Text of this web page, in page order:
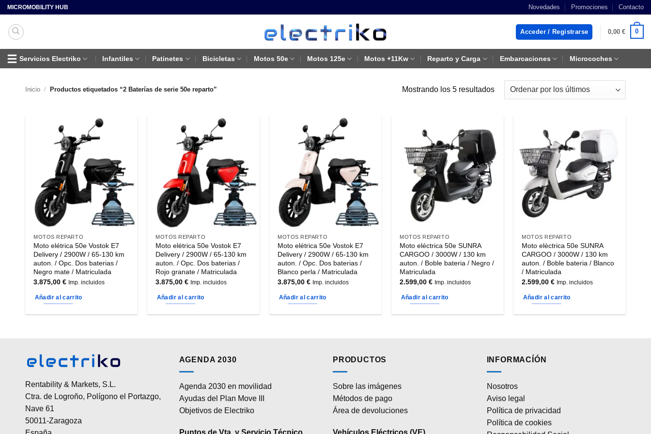
Saltar
contenido
MICROMOBILITY HUB Novedades Promociones Contacto
Acceder / Registrarse 0,00 € 0
Servicios Electriko Infantiles Patinetes Bicicletas Motos 50e Motos 125e Motos +11Kw Reparto y Carga Embarcaciones Microcoches
Inicio / Productos etiquetados “2 Baterías de serie 50e reparto” Mostrando los 5 resultadosOrdenado
por
MOTOS REPARTO
Moto elétrica 50e Vostok E7
Delivery / 2900W / 65-130 km
auton. / Opc. Dos baterias /
Negro mate / Matriculada
3.875,00€ Imp. incluidos
Añadir al carrito
MOTOS REPARTO
Moto elétrica 50e Vostok E7
Delivery / 2900W / 65-130 km
auton. / Opc. Dos baterias /
Rojo granate / Matriculada
3.875,00€ Imp. incluidos
Añadir al carrito
MOTOS REPARTO
Moto elétrica 50e Vostok E7
Delivery / 2900W / 65-130 km
auton. / Opc. Dos baterias /
Blanco perla / Matriculada
3.875,00€ Imp. incluidos
Añadir al carrito
MOTOS REPARTO
Moto eléctrica 50e SUNRA
CARGOO / 3000W / 130 km
auton. / Boble bateria / Negro /
Matriculada
2.599,00€ Imp. incluidos
Añadir al carrito
MOTOS REPARTO
Moto eléctrica 50e SUNRA
CARGOO / 3000W / 130 km
auton. / Boble bateria / Blanco
/ Matriculada
2.599,00€ Imp. incluidos
Añadir al carrito
Rentability & Markets, S.L.
Ctra. de Logroño, Polígono el Portazgo,
Nave 61
50011-Zaragoza
AGENDA 2030
Agenda 2030 en movilidad
Ayudas del Plan Move III
Objetivos de Electriko
PRODUCTOS
Sobre las imágenes
Métodos de pago
Área de devoluciones
INFORMACÍÓN
Nosotros
Aviso legal
Política de privacidad
Política de cookies